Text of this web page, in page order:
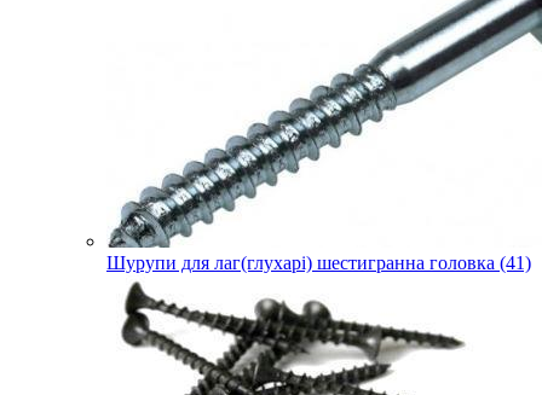
Шурупи для лаг(глухарі) шестигранна головка (41)